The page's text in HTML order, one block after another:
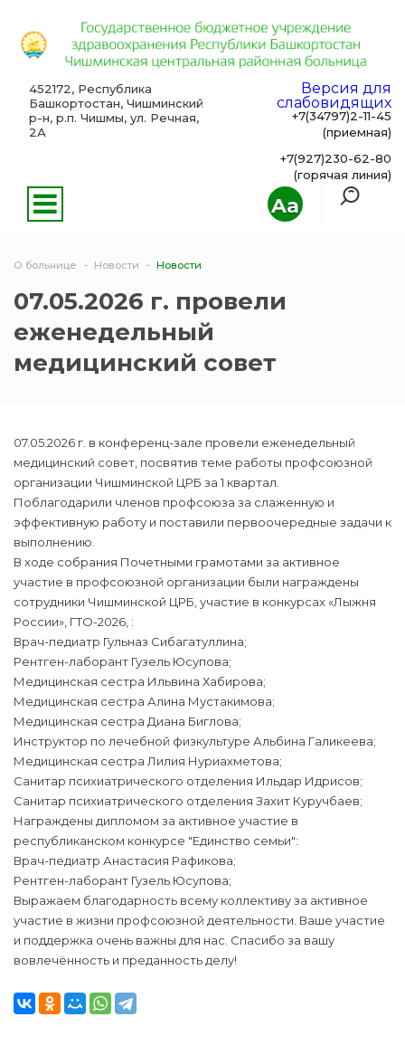
Aa
452172, Республика
Башкортостан, Чишминский
р-н, р.п. Чишмы, ул. Речная,
2А
Версия для
слабовидящих
+7(34797)2-11-45
(приемная)
+7(927)230-62-80
(горячая линия)
О больнице Новости Новости
07.05.2026 г. провели
еженедельный
медицинский совет
07.05.2026 г. в конференц-зале провели еженедельный
медицинский совет, посвятив теме работы профсоюзной
организации Чишминской ЦРБ за 1 квартал.
Поблагодарили членов профсоюза за слаженную и
эффективную работу и поставили первоочередные задачи к
выполнению.
В ходе собрания Почетными грамотами за активное
участие в профсоюзной организации были награждены
сотрудники Чишминской ЦРБ, участие в конкурсах «Лыжня
России», ГТО-2026, :
Врач-педиатр Гульназ Сибагатуллина;
Рентген-лаборант Гузель Юсупова;
Медицинская сестра Ильвина Хабирова;
Медицинская сестра Алина Мустакимова;
Медицинская сестра Диана Биглова;
Инструктор по лечебной физкультуре Альбина Галикеева;
Медицинская сестра Лилия Нуриахметова;
Санитар психиатрического отделения Ильдар Идрисов;
Санитар психиатрического отделения Захит Куручбаев;
Награждены дипломом за активное участие в
республиканском конкурсе "Единство семьи":
Врач-педиатр Анастасия Рафикова;
Рентген-лаборант Гузель Юсупова;
Выражаем благодарность всему коллективу за активное
участие в жизни профсоюзной деятельности. Ваше участие
и поддержка очень важны для нас. Спасибо за вашу
вовлечённость и преданность делу!